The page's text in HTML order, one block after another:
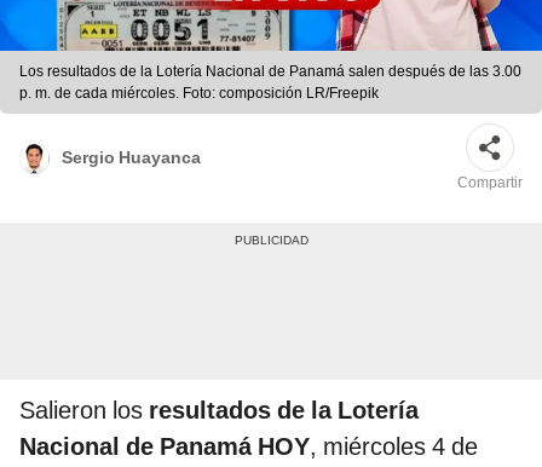
Los resultados de la Lotería Nacional de Panamá salen después de las 3.00
p. m. de cada miércoles. Foto: composición LR/Freepik
Sergio Huayanca
Compartir
Salieron los resultados de la Lotería
Nacional de Panamá HOY, miércoles 4 de